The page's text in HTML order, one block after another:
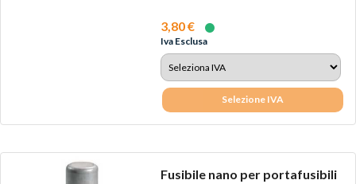
3,80 €
Iva Esclusa
Selezione IVA
Fusibile nano per portafusibili